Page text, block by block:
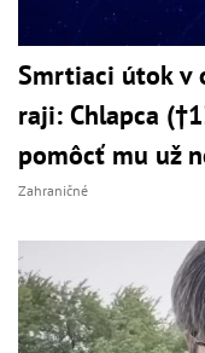
Smrtiaci útok v
raji: Chlapca
pomôcť mu už
Zahraničné